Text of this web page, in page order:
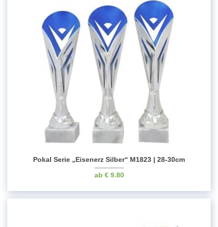
Pokal Serie „Eisenerz Silber“ M1823 | 28-30cm
€9.80